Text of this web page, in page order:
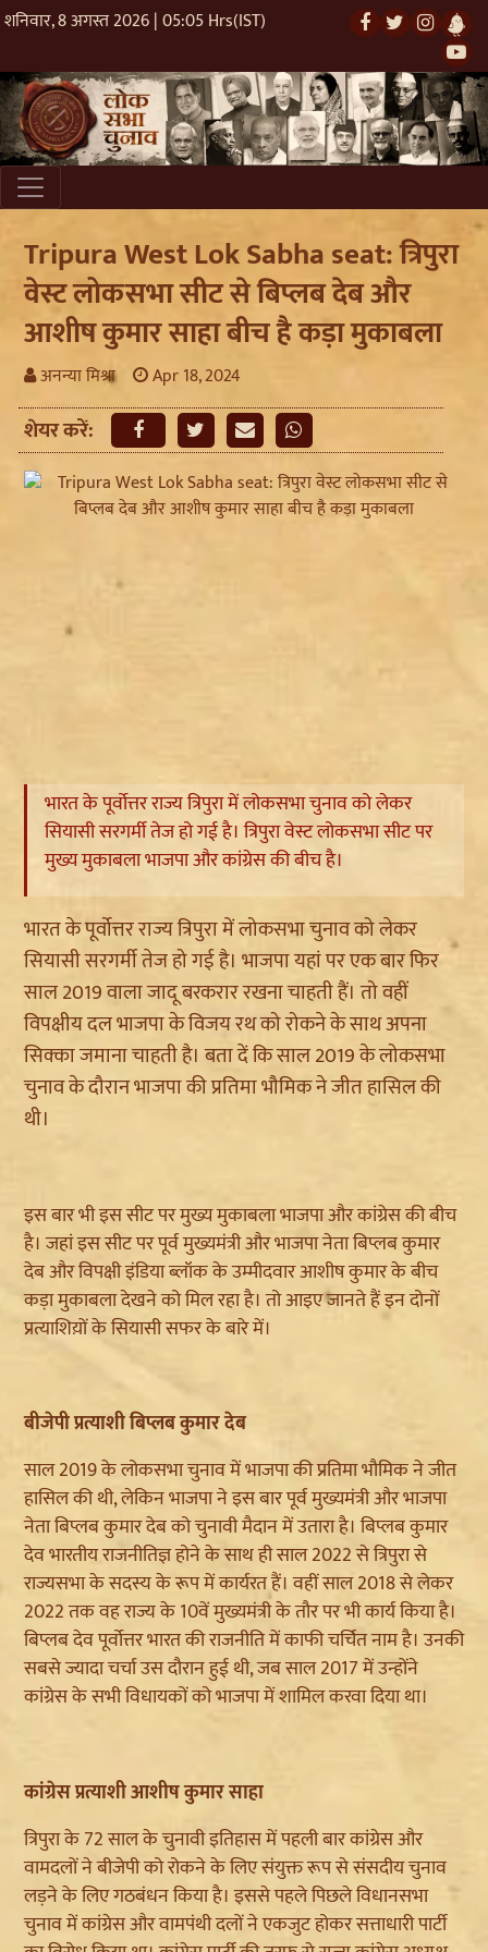
शनिवार, 8 अगस्त 2026 | 05:05 Hrs(IST)
Tripura West Lok Sabha seat: त्रिपुरा
वेस्ट लोकसभा सीट से बिप्लब देब और
आशीष कुमार साहा बीच है कड़ा मुकाबला
अनन्या मिश्रा Apr 18, 2024
शेयर करें:
भारत के पूर्वोत्तर राज्य त्रिपुरा में लोकसभा चुनाव को लेकर
सियासी सरगर्मी तेज हो गई है। त्रिपुरा वेस्ट लोकसभा सीट पर
मुख्य मुकाबला भाजपा और कांग्रेस की बीच है।
भारत के पूर्वोत्तर राज्य त्रिपुरा में लोकसभा चुनाव को लेकर
सियासी सरगर्मी तेज हो गई है। भाजपा यहां पर एक बार फिर
साल 2019 वाला जादू बरकरार रखना चाहती हैं। तो वहीं
विपक्षीय दल भाजपा के विजय रथ को रोकने के साथ अपना
सिक्का जमाना चाहती है। बता दें कि साल 2019 के लोकसभा
चुनाव के दौरान भाजपा की प्रतिमा भौमिक ने जीत हासिल की
थी।
इस बार भी इस सीट पर मुख्य मुकाबला भाजपा और कांग्रेस की बीच
है। जहां इस सीट पर पूर्व मुख्यमंत्री और भाजपा नेता बिप्लब कुमार
देब और विपक्षी इंडिया ब्लॉक के उम्मीदवार आशीष कुमार के बीच
कड़ा मुकाबला देखने को मिल रहा है। तो आइए जानते हैं इन दोनों
प्रत्याशिय़ों के सियासी सफर के बारे में।
बीजेपी प्रत्याशी बिप्लब कुमार देब
साल 2019 के लोकसभा चुनाव में भाजपा की प्रतिमा भौमिक ने जीत
हासिल की थी, लेकिन भाजपा ने इस बार पूर्व मुख्यमंत्री और भाजपा
नेता बिप्लब कुमार देब को चुनावी मैदान में उतारा है। बिप्लब कुमार
देव भारतीय राजनीतिज्ञ होने के साथ ही साल 2022 से त्रिपुरा से
राज्यसभा के सदस्य के रूप में कार्यरत हैं। वहीं साल 2018 से लेकर
2022 तक वह राज्य के 10वें मुख्यमंत्री के तौर पर भी कार्य किया है।
बिप्लब देव पूर्वोत्तर भारत की राजनीति में काफी चर्चित नाम है। उनकी
सबसे ज्यादा चर्चा उस दौरान हुई थी, जब साल 2017 में उन्होंने
कांग्रेस के सभी विधायकों को भाजपा में शामिल करवा दिया था।
कांग्रेस प्रत्याशी आशीष कुमार साहा
त्रिपुरा के 72 साल के चुनावी इतिहास में पहली बार कांग्रेस और
वामदलों ने बीजेपी को रोकने के लिए संयुक्त रूप से संसदीय चुनाव
लड़ने के लिए गठबंधन किया है। इससे पहले पिछले विधानसभा
चुनाव में कांग्रेस और वामपंथी दलों ने एकजुट होकर सत्ताधारी पार्टी